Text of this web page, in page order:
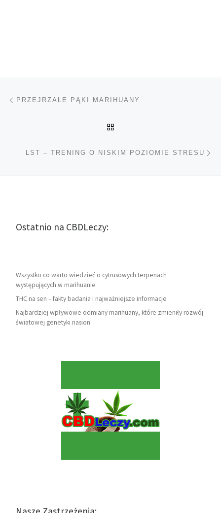
Nawigacja wpisu
PRZEJRZAŁE PĄKI MARIHUANY
LST – TRENING O NISKIM POZIOMIE STRESU
Ostatnio na CBDLeczy:
Wszystko co warto wiedzieć o cytrusowych terpenach
występujących w marihuanie
THC na sen – fakty badania i najważniejsze informacje
Najbardziej wpływowe odmiany marihuany, które zmieniły rozwój
światowej genetyki nasion